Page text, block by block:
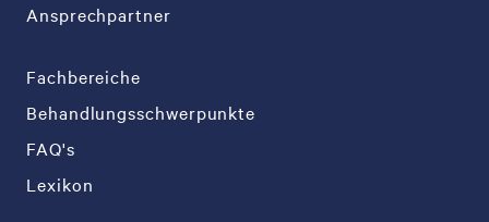
Ansprechpartner
Fachbereiche
Behandlungsschwerpunkte
FAQ's
Lexikon